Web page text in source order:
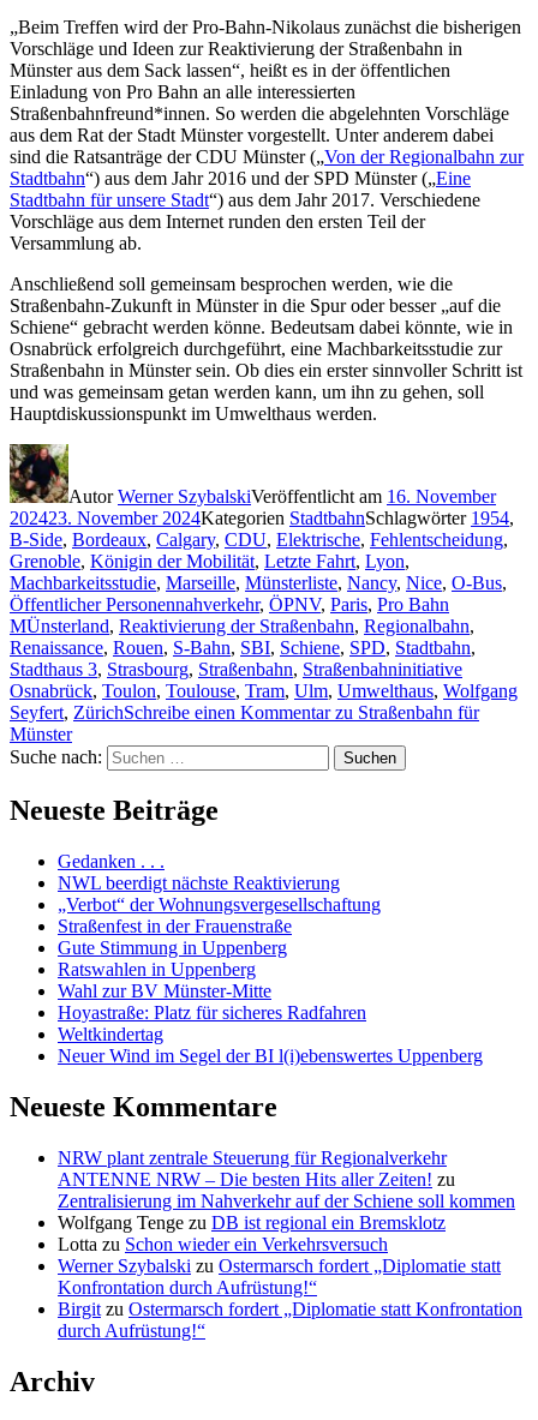
„Beim Treffen wird der Pro-Bahn-Nikolaus zunächst die bisherigen
Vorschläge und Ideen zur Reaktivierung der Straßenbahn in
Münster aus dem Sack lassen“, heißt es in der öffentlichen
Einladung von Pro Bahn an alle interessierten
Straßenbahnfreund*innen. So werden die abgelehnten Vorschläge
aus dem Rat der Stadt Münster vorgestellt. Unter anderem dabei
sind die Ratsanträge der CDU Münster („Von der Regionalbahn zur
Stadtbahn“) aus dem Jahr 2016 und der SPD Münster („Eine
Stadtbahn für unsere Stadt“) aus dem Jahr 2017. Verschiedene
Vorschläge aus dem Internet runden den ersten Teil der
Versammlung ab.
Anschließend soll gemeinsam besprochen werden, wie die
Straßenbahn-Zukunft in Münster in die Spur oder besser „auf die
Schiene“ gebracht werden könne. Bedeutsam dabei könnte, wie in
Osnabrück erfolgreich durchgeführt, eine Machbarkeitsstudie zur
Straßenbahn in Münster sein. Ob dies ein erster sinnvoller Schritt ist
und was gemeinsam getan werden kann, um ihn zu gehen, soll
Hauptdiskussionspunkt im Umwelthaus werden.
AutorWerner SzybalskiVeröffentlicht am 16. November
202423. November 2024Kategorien StadtbahnSchlagwörter 1954,
B-Side, Bordeaux, Calgary, CDU, Elektrische, Fehlentscheidung,
Grenoble, Königin der Mobilität, Letzte Fahrt, Lyon,
Machbarkeitsstudie, Marseille, Münsterliste, Nancy, Nice, O-Bus,
Öffentlicher Personennahverkehr, ÖPNV, Paris, Pro Bahn
MÜnsterland, Reaktivierung der Straßenbahn, Regionalbahn,
Renaissance, Rouen, S-Bahn, SBI, Schiene, SPD, Stadtbahn,
Stadthaus 3, Strasbourg, Straßenbahn, Straßenbahninitiative
Osnabrück, Toulon, Toulouse, Tram, Ulm, Umwelthaus, Wolfgang
Seyfert, ZürichSchreibe einen Kommentarzu Straßenbahn für
Münster
Suche nach:
Suchen
Neueste Beiträge
Gedanken . . .
NWL beerdigt nächste Reaktivierung
„Verbot“ der Wohnungsvergesellschaftung
Straßenfest in der Frauenstraße
Gute Stimmung in Uppenberg
Ratswahlen in Uppenberg
Wahl zur BV Münster-Mitte
Hoyastraße: Platz für sicheres Radfahren
Weltkindertag
Neuer Wind im Segel der BI l(i)ebenswertes Uppenberg
Neueste Kommentare
NRW plant zentrale Steuerung für Regionalverkehr
ANTENNE NRW – Die besten Hits aller Zeiten! zu
Zentralisierung im Nahverkehr auf der Schiene soll kommen
Wolfgang Tenge zu DB ist regional ein Bremsklotz
Lotta zu Schon wieder ein Verkehrsversuch
Werner Szybalski zu Ostermarsch fordert „Diplomatie statt
Konfrontation durch Aufrüstung!“
Birgit zu Ostermarsch fordert „Diplomatie statt Konfrontation
durch Aufrüstung!“
Archiv